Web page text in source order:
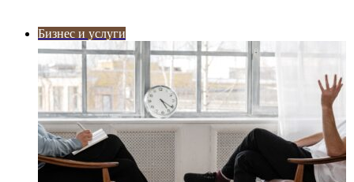
Бизнес и услуги